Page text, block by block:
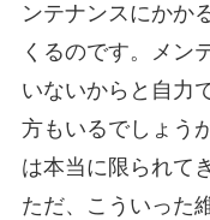
ンテナンスにかか
くるのです。メン
いないからと自力
方もいるでしょう
は本当に限られて
ただ、こういった